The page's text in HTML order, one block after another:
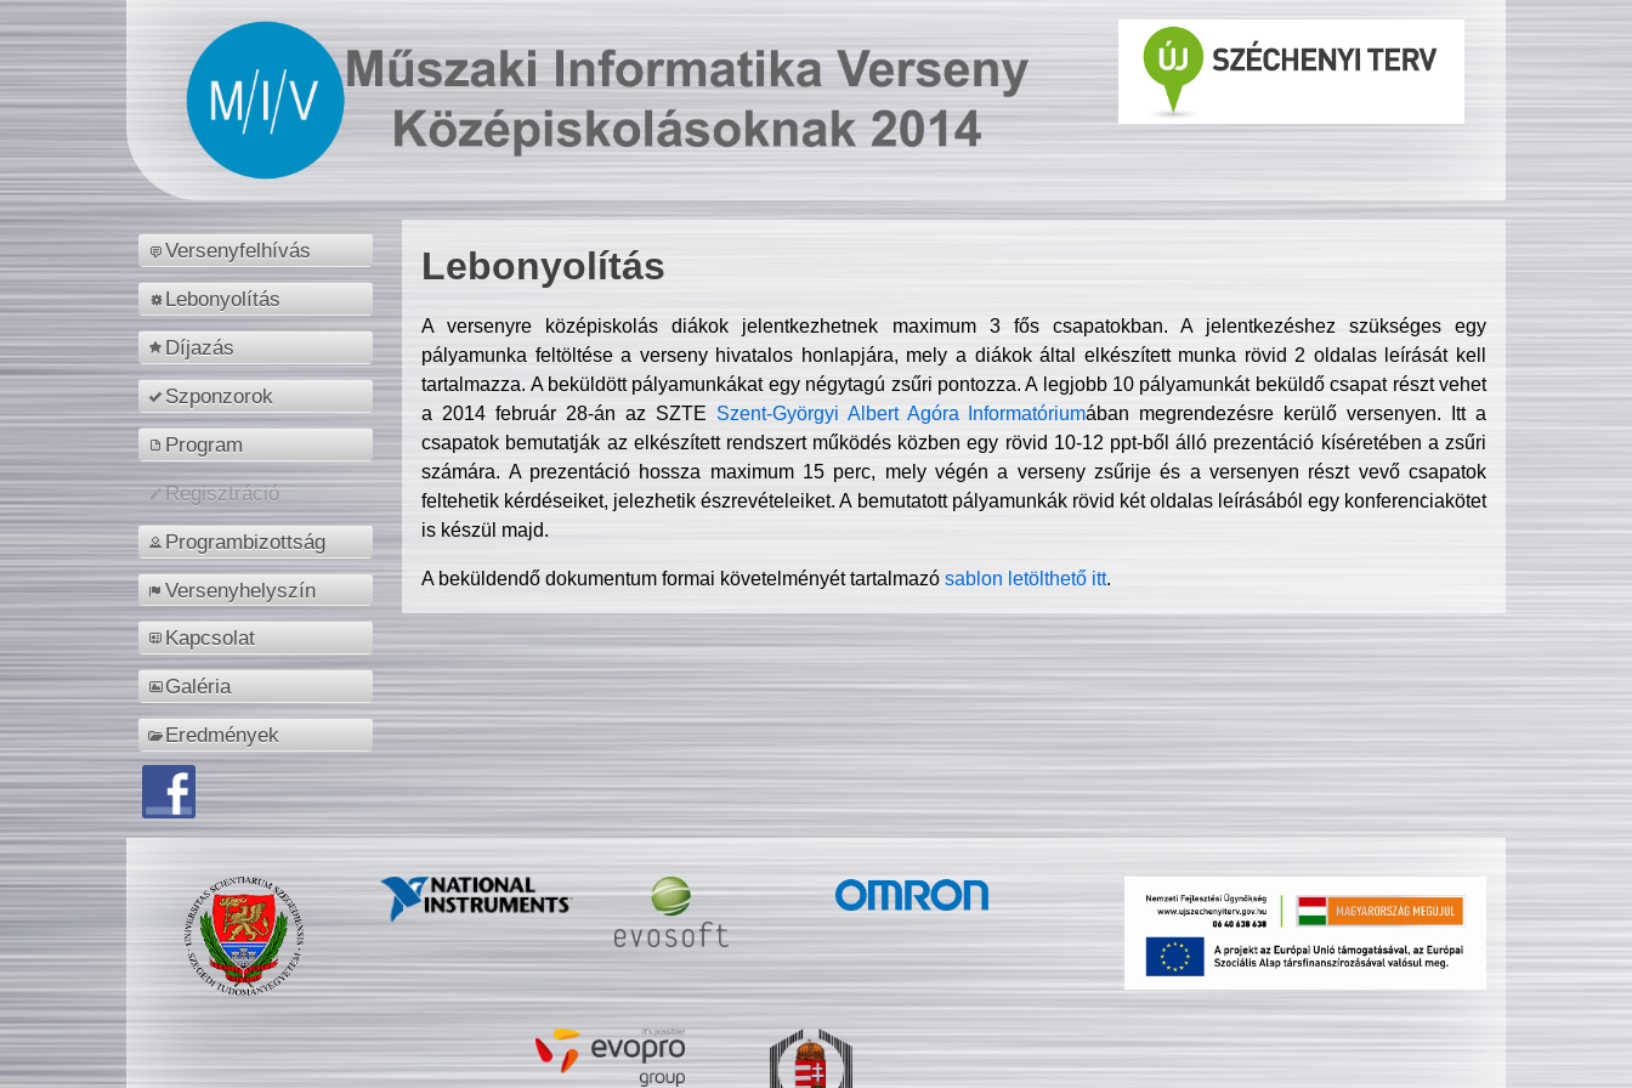
Versenyfelhívás
Lebonyolítás
Díjazás
Szponzorok
Program
Regisztráció
Programbizottság
Versenyhelyszín
Kapcsolat
Galéria
Eredmények
Lebonyolítás
A versenyre középiskolás diákok jelentkezhetnek maximum 3 fős csapatokban. A jelentkezéshez szükséges egy
pályamunka feltöltése a verseny hivatalos honlapjára, mely a diákok által elkészített munka rövid 2 oldalas leírását kell
tartalmazza. A beküldött pályamunkákat egy négytagú zsűri pontozza. A legjobb 10 pályamunkát beküldő csapat részt vehet
a 2014 február 28-án az SZTE Szent-Györgyi Albert Agóra Informatóriumában megrendezésre kerülő versenyen. Itt a
csapatok bemutatják az elkészített rendszert működés közben egy rövid 10-12 ppt-ből álló prezentáció kíséretében a zsűri
számára. A prezentáció hossza maximum 15 perc, mely végén a verseny zsűrije és a versenyen részt vevő csapatok
feltehetik kérdéseiket, jelezhetik észrevételeiket. A bemutatott pályamunkák rövid két oldalas leírásából egy konferenciakötet
is készül majd.
A beküldendő dokumentum formai követelményét tartalmazósablon letölthető itt.